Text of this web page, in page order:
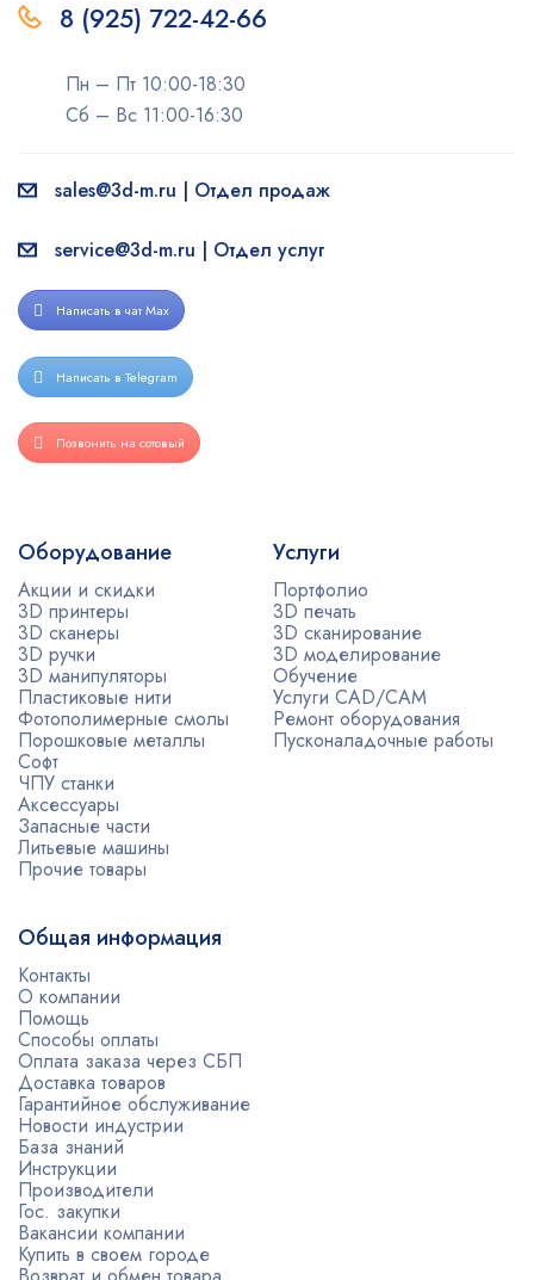
8 (925) 722-42-66
Пн – Пт 10:00-18:30
Сб – Вс 11:00-16:30
sales@3d-m.ru | Отдел продаж
service@3d-m.ru | Отдел услуг
Написать в чат Max
Написать в Telegram
Позвонить на сотовый
Оборудование
Акции и скидки
3D принтеры
3D сканеры
3D ручки
3D манипуляторы
Пластиковые нити
Фотополимерные смолы
Порошковые металлы
Софт
ЧПУ станки
Аксессуары
Запасные части
Литьевые машины
Прочие товары
Услуги
Портфолио
3D печать
3D сканирование
3D моделирование
Обучение
Услуги CAD/CAM
Ремонт оборудования
Пусконаладочные работы
Общая информация
Контакты
О компании
Помощь
Способы оплаты
Оплата заказа через СБП
Доставка товаров
Гарантийное обслуживание
Новости индустрии
База знаний
Инструкции
Производители
Гос. закупки
Вакансии компании
Купить в своем городе